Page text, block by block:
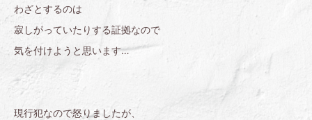
わざとするのは
寂しがっていたりする証拠なので
気を付けようと思います…
現行犯なので怒りましたが、